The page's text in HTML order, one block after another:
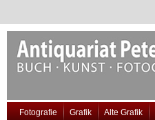
Fotografie Grafik Alte Grafik